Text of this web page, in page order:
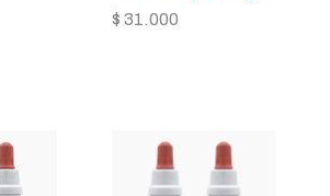
$ 31.000